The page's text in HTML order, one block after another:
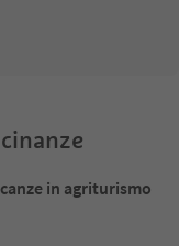
in agriturismo